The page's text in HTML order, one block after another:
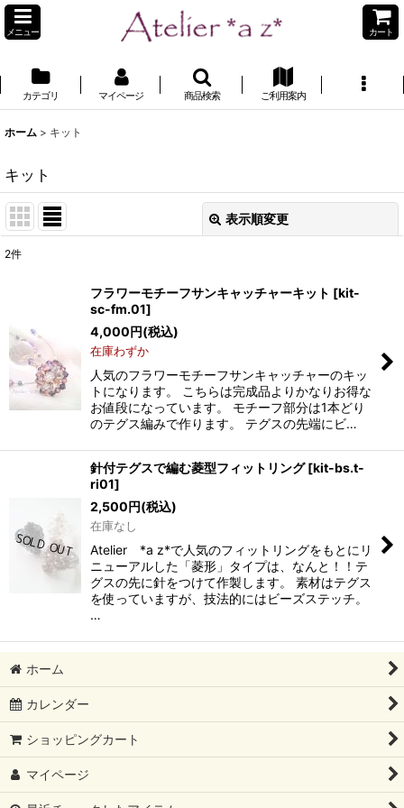
メニュー カート
カテゴリ マイページ 商品検索 ご利用案内
ホーム > キット
キット
表示順変更
絞り込む
2件
フラワーモチーフサンキャッチャーキット [kit-
sc-fm.01]
4,000円(税込)
在庫わずか
人気のフラワーモチーフサンキャッチャーのキッ
トになります。 こちらは完成品よりかなりお得な
お値段になっています。 モチーフ部分は1本どり
のテグス編みで作ります。 テグスの先端にビ…
針付テグスで編む菱型フィットリング [kit-bs.t-
ri01]
2,500円(税込)
在庫なし
Atelier *a z*で人気のフィットリングをもとにリ
ニューアルした「菱形」タイプは、なんと！！テ
グスの先に針をつけて作製します。 素材はテグス
を使っていますが、技法的にはビーズステッチ。
…
ホーム
カレンダー
ショッピングカート
マイページ